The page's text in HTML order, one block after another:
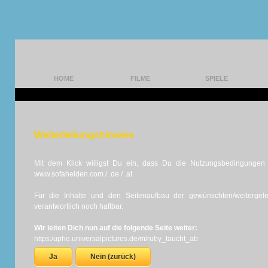
HOME FILME SPIELE
Weiterleitungshinweis
Mit dem Klick willigst Du ein, dass Du die
www.sofahelden.com / .de / .at
Für die Inhalte und den Seitenaufbau der gewünschten/
verantwortlich noch haftbar.
Wir leiten Dich nun auf die folgende Seite weiter:
https:/uphe.universalpictures.de/m/ruby_taucht_ab
Ja Nein (zurück)